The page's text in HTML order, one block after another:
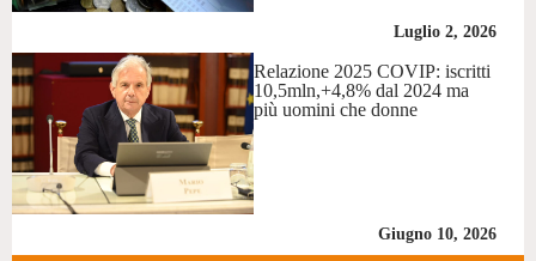
Luglio 2, 2026
Relazione 2025 COVIP: iscritti
10,5mln,+4,8% dal 2024 ma
più uomini che donne
Giugno 10, 2026